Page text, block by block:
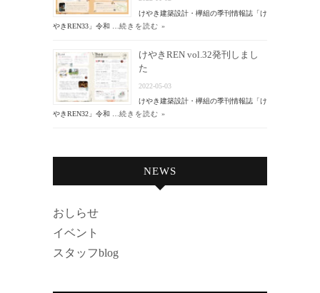
けやき建築設計・欅組の季刊情報誌「け
やきREN33」令和 … 続きを読む »
けやきREN vol.32発刊しまし
た
2022-05-03
けやき建築設計・欅組の季刊情報誌「け
やきREN32」令和 … 続きを読む »
NEWS
おしらせ
イベント
スタッフblog